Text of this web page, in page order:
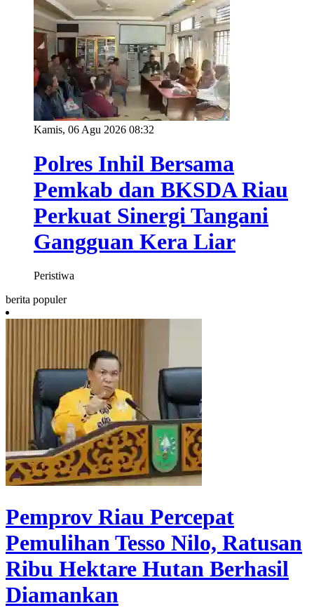
Kamis, 06 Agu 2026 08:32
Polres Inhil Bersama
Pemkab dan BKSDA Riau
Perkuat Sinergi Tangani
Gangguan Kera Liar
Peristiwa
berita populer
Pemprov Riau Percepat
Pemulihan Tesso Nilo, Ratusan
Ribu Hektare Hutan Berhasil
Diamankan